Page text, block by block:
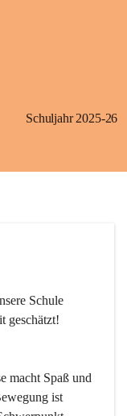
Schuljahr 2025-26
Schule
geschätzt!
macht Spaß und
ist